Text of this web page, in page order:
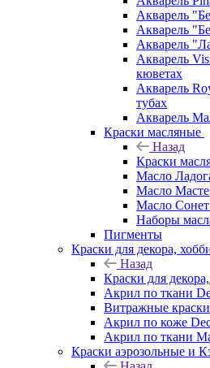
Акварель
Акварель
Акварель
Акварель
кюветах
Акварель
тубах
Акварель
Краски масляные
Назад
Краски
Масло
Масло
Масло
Наборы
Пигменты
Краски для декора,
Назад
Краски для
Акрил по ткани
Витражные краски
Акрил по коже
Акрил по ткани
Краски аэрозольные и